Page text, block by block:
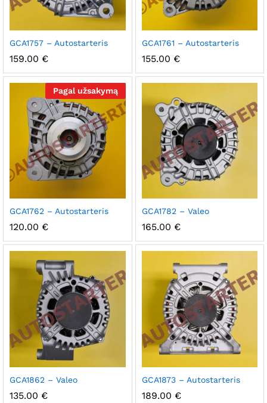
GCA1757 – Autostarteris
159.00 €
GCA1761 – Autostarteris
155.00 €
Pagal užsakymą
GCA1762 – Autostarteris
120.00 €
GCA1782 – Valeo
165.00 €
GCA1862 – Valeo
135.00 €
GCA1873 – Autostarteris
189.00 €